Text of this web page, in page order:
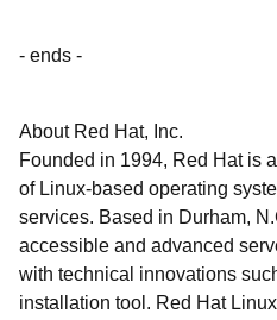
- ends -
About Red Hat, Inc.
Founded in 1994, Red Hat is
of Linux-based operating
services. Based in Durham,
accessible and advanced
with technical innovations
installation tool. Red Hat